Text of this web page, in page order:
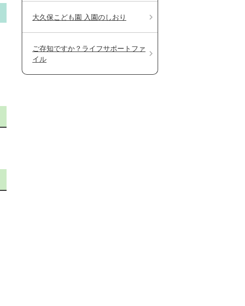
大久保こども園 入園のしおり
ご存知ですか？ライフサポートファ
イル